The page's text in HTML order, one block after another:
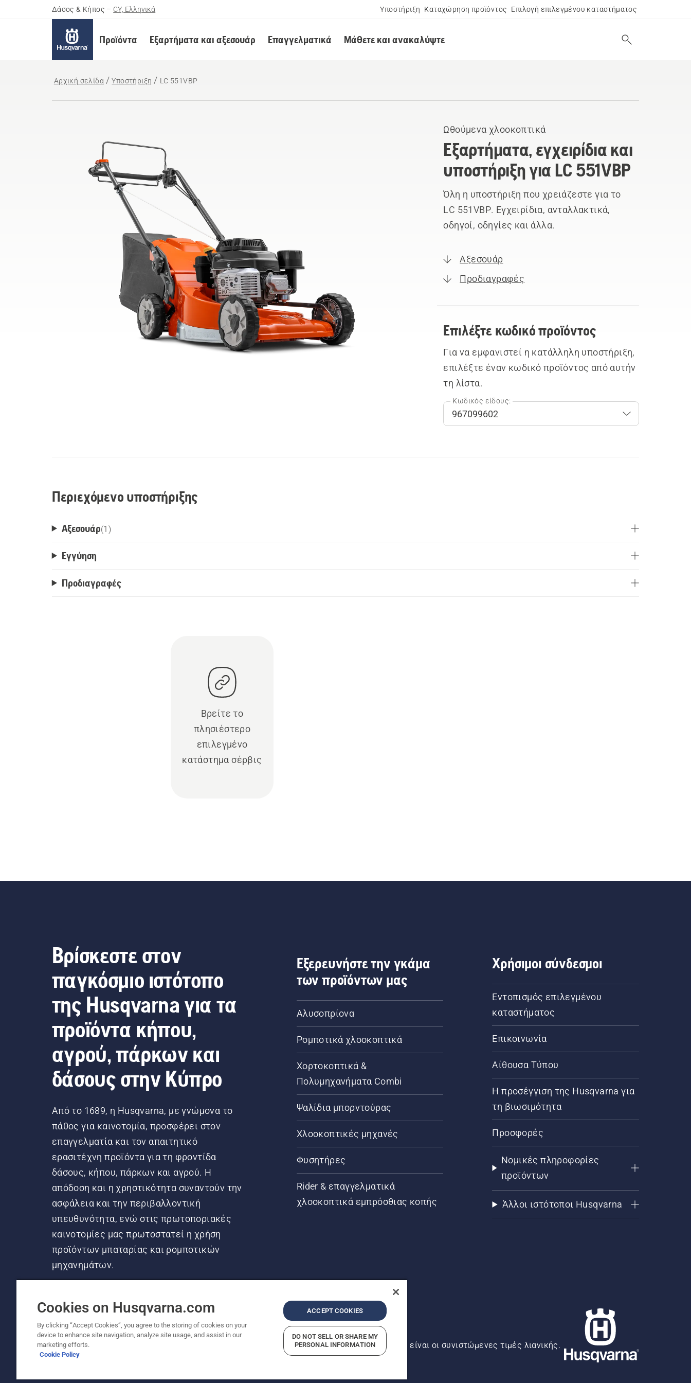
Δάσος & Κήπος – CY, Ελληνικά Υποστήριξη Καταχώρηση προϊόντος Επιλογή επιλεγμένου καταστήματος
Προϊόντα Εξαρτήματα και αξεσουάρ Επαγγελματικά Μάθετε και ανακαλύψτε
Αρχική σελίδα Υποστήριξη LC 551VBP
Ωθούμενα χλοοκοπτικά
Εξαρτήματα, εγχειρίδια και
υποστήριξη για LC 551VBP
Όλη η υποστήριξη που χρειάζεστε για το
LC 551VBP. Εγχειρίδια, ανταλλακτικά,
οδηγοί, οδηγίες και άλλα.
Αξεσουάρ
Προδιαγραφές
Επιλέξτε κωδικό προϊόντος
Για να εμφανιστεί η κατάλληλη υποστήριξη,
επιλέξτε έναν κωδικό προϊόντος από αυτήν
τη λίστα.
Κωδικός είδους:
Περιεχόμενο υποστήριξης
Αξεσουάρ(1 )
Εγγύηση
Προδιαγραφές
Βρείτε το
πλησιέστερο
επιλεγμένο
κατάστημα σέρβις
Βρίσκεστε στον
παγκόσμιο ιστότοπο
της Husqvarna για τα
προϊόντα κήπου,
αγρού, πάρκων και
δάσους στην Κύπρο
Από το 1689, η Husqvarna, με γνώμονα το
πάθος για καινοτομία, προσφέρει στον
επαγγελματία και τον απαιτητικό
ερασιτέχνη προϊόντα για τη φροντίδα
δάσους, κήπου, πάρκων και αγρού. Η
απόδοση και η χρηστικότητα συναντούν την
ασφάλεια και την περιβαλλοντική
υπευθυνότητα, ενώ στις πρωτοποριακές
καινοτομίες μας πρωτοστατεί η χρήση
προϊόντων μπαταρίας και ρομποτικών
μηχανημάτων.
Εξερευνήστε την γκάμα
των προϊόντων μας
Αλυσοπρίονα
Ρομποτικά χλοοκοπτικά
Χορτοκοπτικά &
Πολυμηχανήματα Combi
Ψαλίδια μπορντούρας
Χλοοκοπτικές μηχανές
Φυσητήρες
Rider & επαγγελματικά
χλοοκοπτικά εμπρόσθιας κοπής
Χρήσιμοι σύνδεσμοι
Εντοπισμός επιλεγμένου
καταστήματος
Επικοινωνία
Αίθουσα Τύπου
Η προσέγγιση της Husqvarna για
τη βιωσιμότητα
Προσφορές
Νομικές πληροφορίες
προϊόντων
Άλλοι ιστότοποι Husqvarna
© Husqvarna AB (δημοσ.) Με την επιφύλαξη παντός δικαιώματος. Οι εμφανιζόμενες τιμές είναι οι συνιστώμενες τιμές λιανικής.
Πολιτική για τα cookies
Cookies on Husqvarna.com
By clicking “Accept Cookies”, you agree to the storing of cookies on your
device to enhance site navigation, analyze site usage, and assist in our
marketing efforts.
Cookie Policy
ACCEPT COOKIES
DO NOT SELL OR SHARE MY
PERSONAL INFORMATION